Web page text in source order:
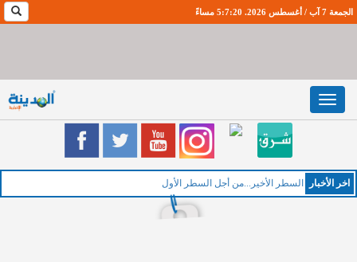
الجمعة 7 آب / أغسطس 2026. 5:7:20 مساءً
Toggle
navigation
اخر اﻷخبار الخمي